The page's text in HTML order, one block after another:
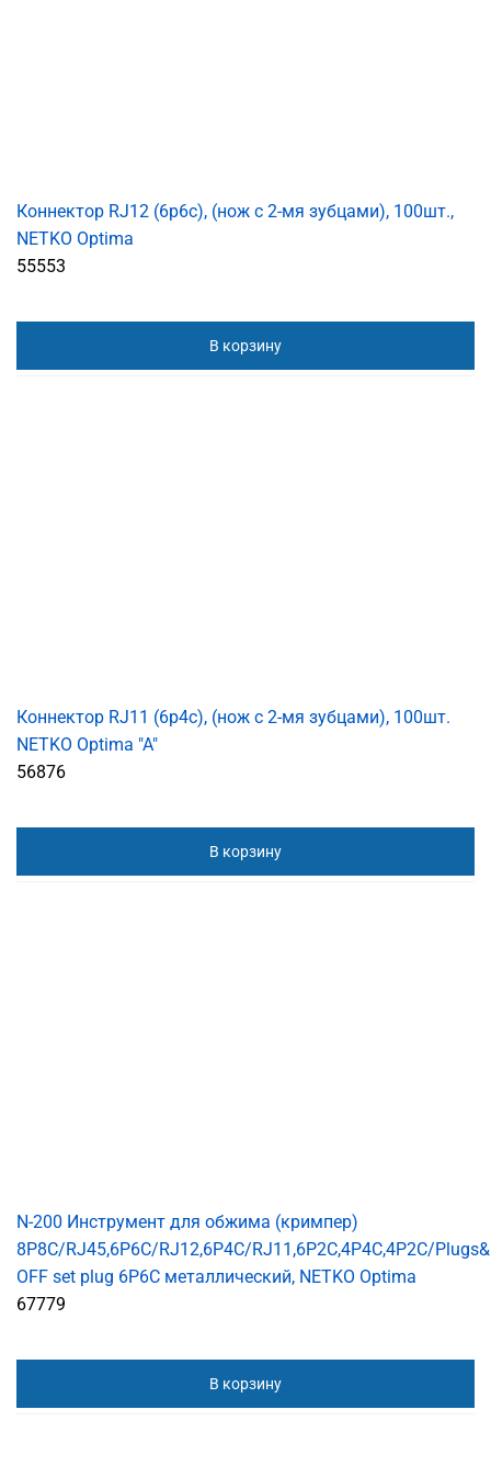
Коннектор RJ12 (6p6c), (нож с 2-мя зубцами), 100шт.,
NETKO Optima
55553
В корзину
Коннектор RJ11 (6p4c), (нож с 2-мя зубцами), 100шт.
NETKO Optima "A"
56876
В корзину
N-200 Инструмент для обжима (кримпер)
8P8C/RJ45,6P6C/RJ12,6P4C/RJ11,6P2C,4P4C,4P2C/
OFF set plug 6P6C металлический, NETKO Optima
67779
В корзину